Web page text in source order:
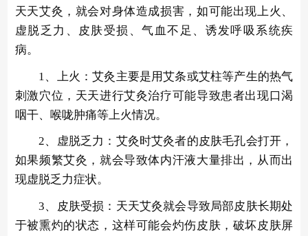
天天艾灸，就会对身体造成损害，如可能出现上火、
虚脱乏力、皮肤受损、气血不足、诱发呼吸系统疾
病。
1、上火：艾灸主要是用艾条或艾柱等产生的热气
刺激穴位，天天进行艾灸治疗可能导致患者出现口渴
咽干、喉咙肿痛等上火情况。
2、虚脱乏力：艾灸时艾灸者的皮肤毛孔会打开，
如果频繁艾灸，就会导致体内汗液大量排出，从而出
现虚脱乏力症状。
3、皮肤受损：天天艾灸就会导致局部皮肤长期处
于被熏灼的状态，这样可能会灼伤皮肤，破坏皮肤屏